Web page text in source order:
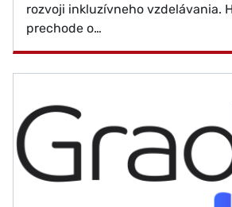
rozvoji inkluzívneho vzdelávania.
prechode o…